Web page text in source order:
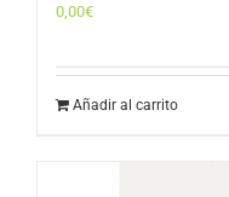
0,00€
Añadir al carrito